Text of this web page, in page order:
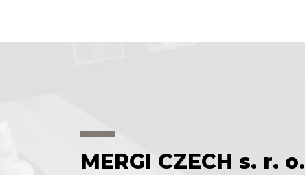
MERGI CZECH s. r. o.